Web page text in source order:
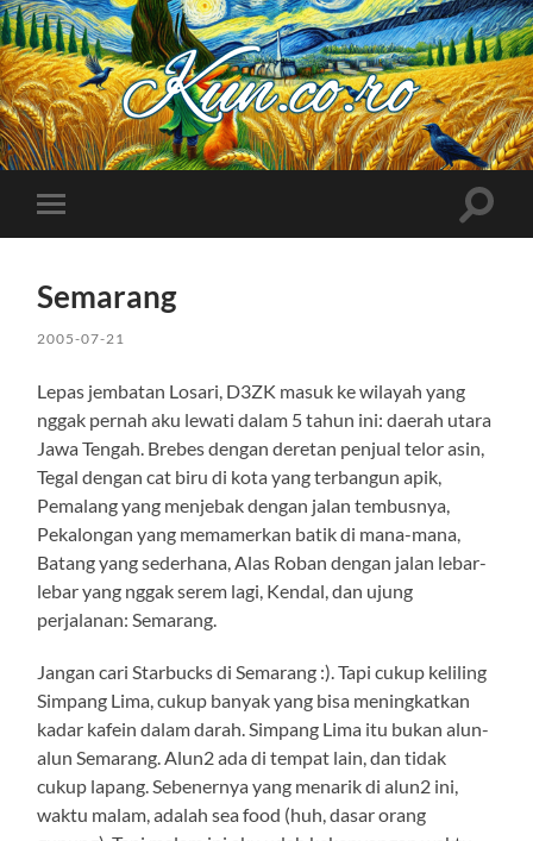
Kuncoro++
Toggle
mobile
Toggle
Semarang
2005-07-21
Lepas jembatan Losari, D3ZK masuk ke wilayah yang
nggak pernah aku lewati dalam 5 tahun ini: daerah utara
Jawa Tengah. Brebes dengan deretan penjual telor asin,
Tegal dengan cat biru di kota yang terbangun apik,
Pemalang yang menjebak dengan jalan tembusnya,
Pekalongan yang memamerkan batik di mana-mana,
Batang yang sederhana, Alas Roban dengan jalan lebar-
lebar yang nggak serem lagi, Kendal, dan ujung
perjalanan: Semarang.
Jangan cari Starbucks di Semarang :). Tapi cukup keliling
Simpang Lima, cukup banyak yang bisa meningkatkan
kadar kafein dalam darah. Simpang Lima itu bukan alun-
alun Semarang. Alun2 ada di tempat lain, dan tidak
cukup lapang. Sebenernya yang menarik di alun2 ini,
waktu malam, adalah sea food (huh, dasar orang